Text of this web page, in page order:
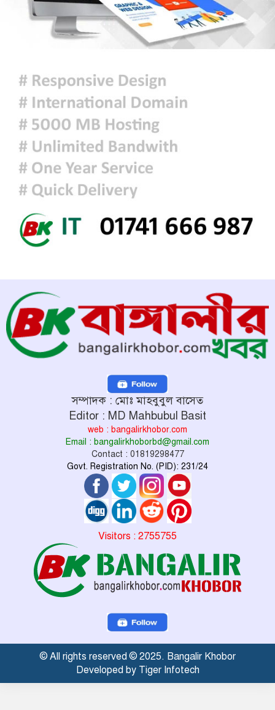
দিল্লির সংবাদ সম্মেলনে শেখ হাসিনার
ভার্চ্যুয়াল বক্তব্যে ভারতের সমর্থন নেই:
জয়সওয়াল
থাইল্যান্ডে স্কুলে শিক্ষার্থীর বন্দুক হামলা,
শিক্ষকসহ নিহত ৭
সিলেটে দুই বাসের মুখোমুখি সংঘর্ষ:
নিহত ৭
সম্পাদক : মোঃ মাহবুবুল বাসেত
Editor : MD Mahbubul Basit
web : bangalirkhobor.com
Email : bangalirkhoborbd@gmail.com
Contact : 01819298477
Govt. Registration No. (PID): 231/24
Visitors : 2755755
© All rights reserved © 2025. Bangalir Khobor
Developed by Tiger Infotech